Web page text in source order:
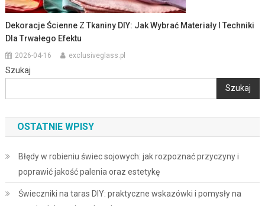
Dekoracje Ścienne Z Tkaniny DIY: Jak Wybrać Materiały I Techniki
Dla Trwałego Efektu
2026-04-16 exclusiveglass.pl
Szukaj
Szukaj
OSTATNIE WPISY
Błędy w robieniu świec sojowych: jak rozpoznać przyczyny i
poprawić jakość palenia oraz estetykę
Świeczniki na taras DIY: praktyczne wskazówki i pomysły na